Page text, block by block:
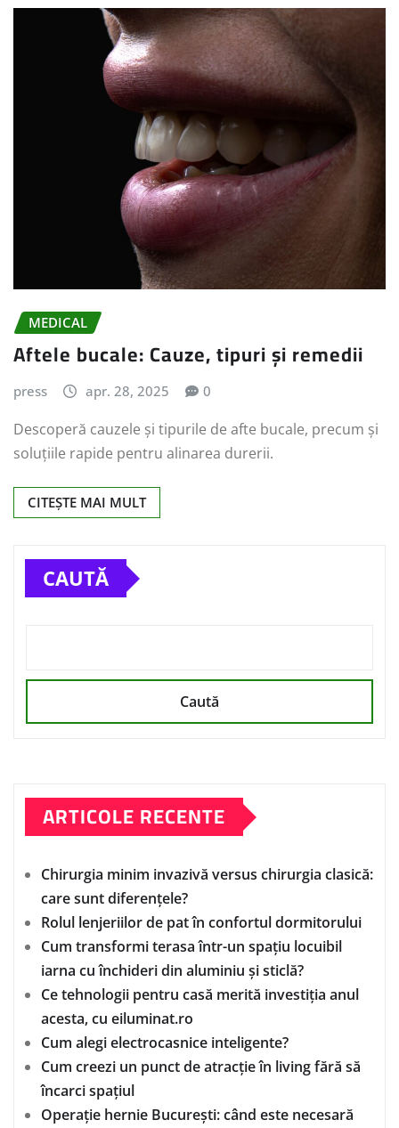
MEDICAL
Aftele bucale: Cauze, tipuri și remedii
press apr. 28, 2025 0
Descoperă cauzele și tipurile de afte bucale, precum și
soluțiile rapide pentru alinarea durerii.
CITEȘTE MAI MULT
CAUTĂ
Caută
ARTICOLE RECENTE
Chirurgia minim invazivă versus chirurgia clasică:
care sunt diferențele?
Rolul lenjeriilor de pat în confortul dormitorului
Cum transformi terasa într-un spațiu locuibil
iarna cu închideri din aluminiu și sticlă?
Ce tehnologii pentru casă merită investiția anul
acesta, cu eiluminat.ro
Cum alegi electrocasnice inteligente?
Cum creezi un punct de atracție în living fără să
încarci spațiul
Operație hernie București: când este necesară